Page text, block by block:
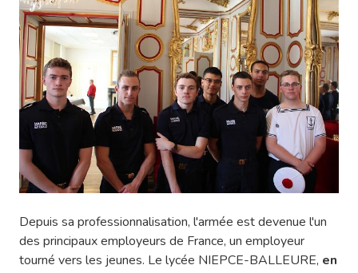
Depuis sa professionnalisation, l'armée est devenue l'un
des principaux employeurs de France, un employeur
tourné vers les jeunes. Le lycée NIEPCE-BALLEURE, en